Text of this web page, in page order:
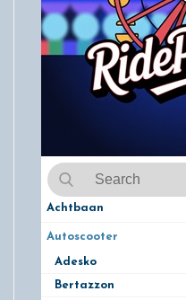
Achtbaan
Autoscooter
Adesko
Bertazzon